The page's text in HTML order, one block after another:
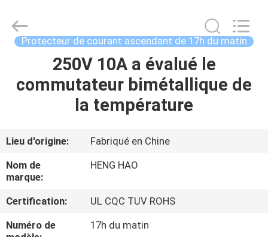
APERÇU
PRODUITS
VR
SHOW
A
PROPOS
Hao
Electric
Protecteur de courant ascendant de 17h du matin
250V 10A a évalué le
commutateur bimétallique de
la température
Lieu d'origine:
Fabriqué en Chine
Nom de
marque:
HENG HAO
Certification:
UL CQC TUV ROHS
Numéro de
17h du matin